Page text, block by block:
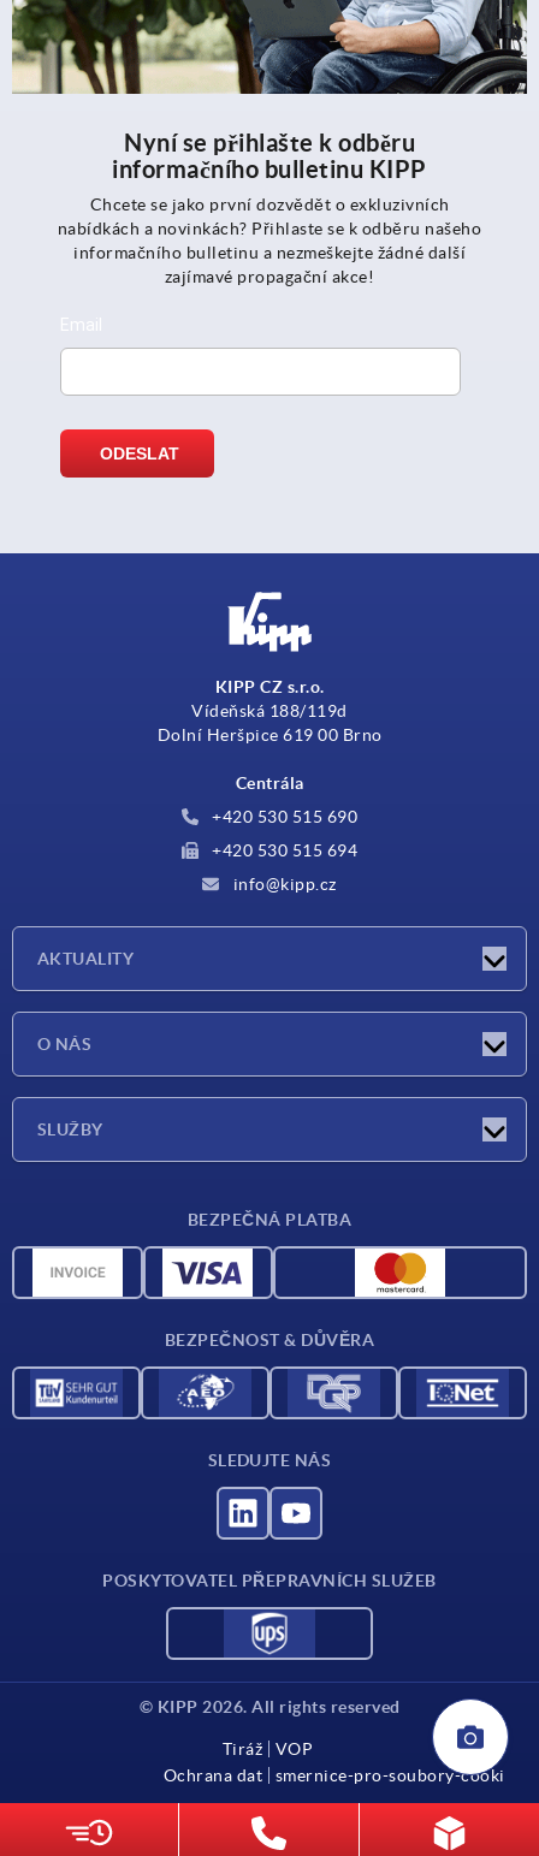
Nyní se přihlašte k odběru
informačního bulletinu KIPP
Chcete se jako první dozvědět o exkluzivních
nabídkách a novinkách? Přihlaste se k odběru našeho
informačního bulletinu a nezmeškejte žádné další
zajímavé propagační akce!
KIPP CZ s.r.o.
Vídeňská 188/119d
Dolní Heršpice 619 00 Brno
Centrála
+420 530 515 690
+420 530 515 694
info@kipp.cz
AKTUALITY
O NÁS
SLUŽBY
CAD data
BEZPEČNÁ PLATBA
BEZPEČNOST & DŮVĚRA
SLEDUJTE NÁS
POSKYTOVATEL PŘEPRAVNÍCH SLUŽEB
© KIPP 2026. All rights reserved
Tiráž
VOP
Ochrana dat
smernice-pro-soubory-cooki